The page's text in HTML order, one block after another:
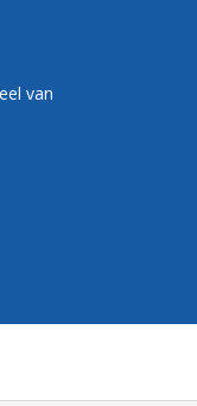
van